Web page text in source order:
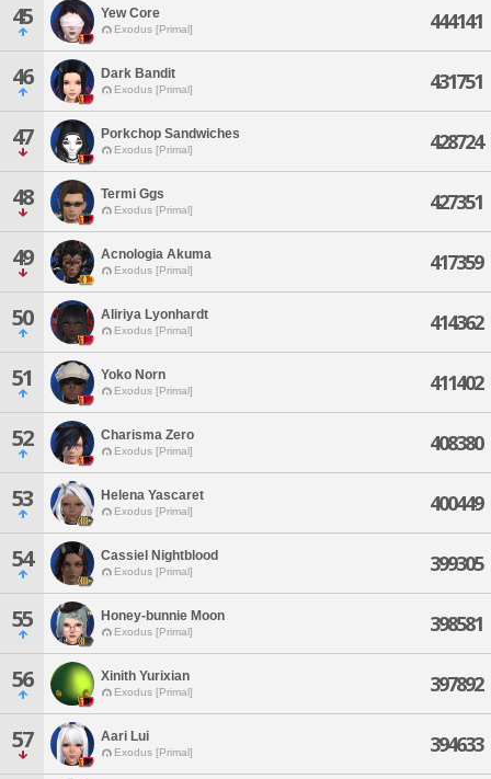
45 Yew Core
Exodus [Primal] 444141
46 Dark Bandit
Exodus [Primal] 431751
47 Porkchop Sandwiches
Exodus [Primal] 428724
48 Termi Ggs
Exodus [Primal] 427351
49 Acnologia Akuma
Exodus [Primal] 417359
50 Aliriya Lyonhardt
Exodus [Primal] 414362
51 Yoko Norn
Exodus [Primal] 411402
52 Charisma Zero
Exodus [Primal] 408380
53 Helena Yascaret
Exodus [Primal] 400449
54 Cassiel Nightblood
Exodus [Primal] 399305
55 Honey-bunnie Moon
Exodus [Primal] 398581
56 Xinith Yurixian
Exodus [Primal] 397892
57 Aari Lui
Exodus [Primal] 394633